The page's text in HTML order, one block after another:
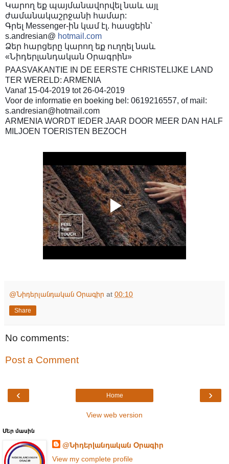
Կարող եք պայմանավորվել նաև այլ
ժամանակաշրջանի համար:
Գրել Messenger-ին կամ էլ. հասցեին՝
s.andresian@ hotmail.com
Ձեր հարցերը կարող եք ուղղել նաև
«Նիդերլանդական Օրագրին»
PAASVAKANTIE IN DE EERSTE CHRISTELIJKE LAND
TER WERELD: ARMENIA
Vanaf 15-04-2019 tot 26-04-2019
Voor de informatie en boeking bel: 0619216557, of mail:
s.andresian@hotmail.com
ARMENIA WORDT IEDER JAAR DOOR MEER DAN HALF
MILJOEN TOERISTEN BEZOCH
@Նիդերլանդական Օրագիր at 00:10
Share
No comments:
Post a Comment
‹ ›
Home
View web version
Մեր մասին
@Նիդերլանդական Օրագիր
View my complete profile